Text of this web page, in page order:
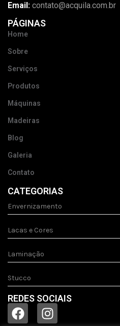
Email: contato@acquila.com.br
PÁGINAS
Home
Sobre
Serviços
Produtos
Máquinas
Madeiras
Blog
Galeria
Contato
CATEGORIAS
Envernizamento
Lacas e Cores
Laminação
Stucco
REDES SOCIAIS